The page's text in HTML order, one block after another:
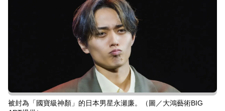
被封為「國寶級神顏」的日本男星永瀬廉。（圖／大鴻藝術BIG